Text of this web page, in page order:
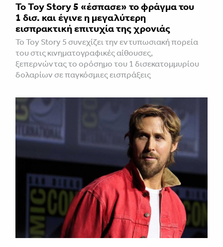
Το Toy Story 5 «έσπασε» το φράγμα του
1 δισ. και έγινε η μεγαλύτερη
εισπρακτική επιτυχία της χρονιάς
Το Toy Story 5 συνεχίζει την εντυπωσιακή πορεία
του στις κινηματογραφικές αίθουσες,
ξεπερνώντας το ορόσημο του 1 δισεκατομμυρίου
δολαρίων σε παγκόσμιες εισπράξεις